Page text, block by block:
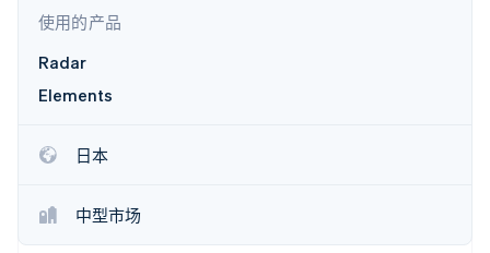
使用的产品
Radar
Elements
日本
中型市场